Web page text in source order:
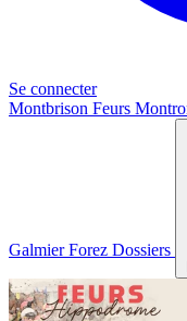
Se connecter
Montbrison Feurs
GalmierForez Dossiers